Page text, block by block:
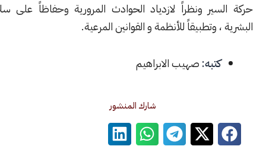
ونظراً لازدياد الحوادث المرورية وحفاظاً على سلامة الأرواح
وتطبيقاً للأنظمة و القوانين المرعية.
صهيب الابراهيم
شارك المنشور